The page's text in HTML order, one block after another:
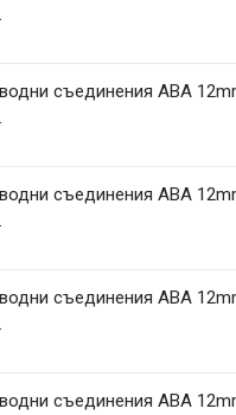
съединения ABA
съединения ABA
съединения ABA
съединения ABA